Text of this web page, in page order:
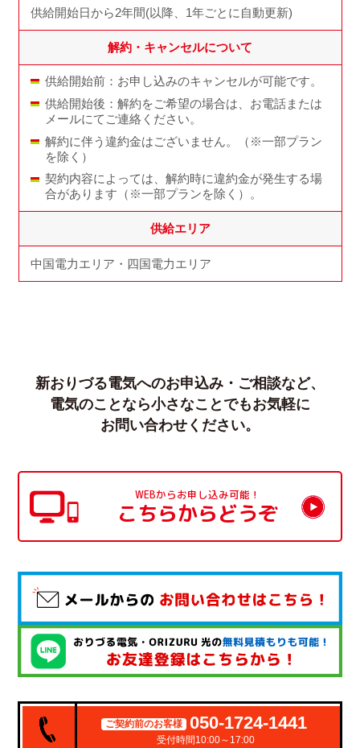
供給開始日から2年間(以降、1年ごとに自動更新)
解約・キャンセルについて
供給開始前：お申し込みのキャンセルが可能です。
供給開始後：解約をご希望の場合は、お電話または
メールにてご連絡ください。
解約に伴う違約金はございません。（※一部プラン
を除く）
契約内容によっては、解約時に違約金が発生する場
合があります（※一部プランを除く）。
供給エリア
中国電力エリア・四国電力エリア
新おりづる電気へのお申込み・ご相談など、
電気のことなら小さなことでもお気軽に
お問い合わせください。
WEBからお申し込み可能！
こちらからどうぞ
ご契約前のお客様 050-1724-1441
受付時間10:00～17:00